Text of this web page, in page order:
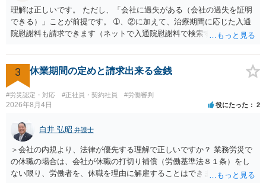
理解は正しいです。 ただし、「会社に過失がある（会社の過失を証明
できる）」ことが前提です。 ➀、②に加えて、治療期間に応じた入通
院慰謝料も請求できます（ネットで入通院慰謝料で検索すると詳しい
後遺障害慰謝料も請求できます。これらは後遺障害の等級、あなたの
収入、年齢等で大きく変わりますので一般的にいくらとは言えませ
ん。 弁護士に依頼する費用はそれぞれの弁護士で異なるので個別に聞
いてみるしかありませんが、旧日弁連規準を使った着手金・成功報酬
方式と着手金ゼロまたは少額で成功報酬大目の方式のどちらかが多い
弁護士に直接面談で相談されることをお勧めします。
3 休業期間の定めと請求出来る金銭
#労災認定・対応 #正社員・契約社員 #労働審判
2026年8月4日 役にたった 2
白井 弘昭 弁護士
＞会社の内規より、法律が優先する理解で正しいですか？ 業務労災で
の休職の場合は、会社が休職の打切り補償（労働基準法８１条）をし
ない限り、労働者を、休職を理由に解雇することはできません（労働